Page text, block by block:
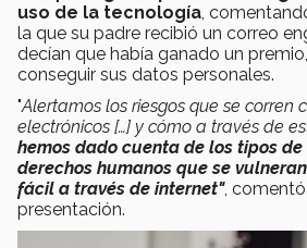
uso de la tecnología,
la que su padre recibió un correo
decían que había ganado un
conseguir sus datos personales.
"Alertamos los riesgos que se corren
electrónicos […] y cómo a través de
hemos dado cuenta de los tipos
derechos humanos que se
fácil a través de internet",
presentación.